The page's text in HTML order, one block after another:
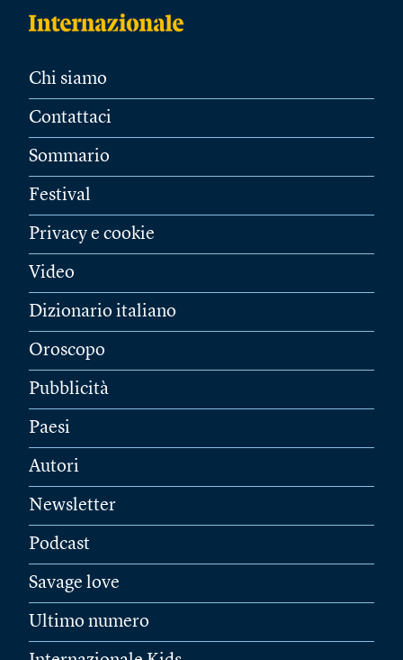
Chi siamo
Contattaci
Sommario
Festival
Privacy e cookie
Video
Dizionario italiano
Oroscopo
Pubblicità
Paesi
Autori
Newsletter
Podcast
Savage love
Ultimo numero